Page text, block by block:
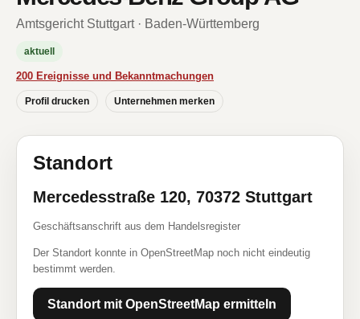
Amtsgericht Stuttgart · Baden-Württemberg
aktuell
200 Ereignisse und Bekanntmachungen
Profil drucken Unternehmen merken
Standort
Mercedesstraße 120, 70372 Stuttgart
Geschäftsanschrift aus dem Handelsregister
Der Standort konnte in OpenStreetMap noch nicht eindeutig
bestimmt werden.
Standort mit OpenStreetMap ermitteln